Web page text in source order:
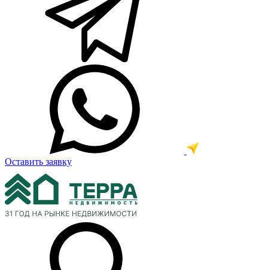
Оставить заявку